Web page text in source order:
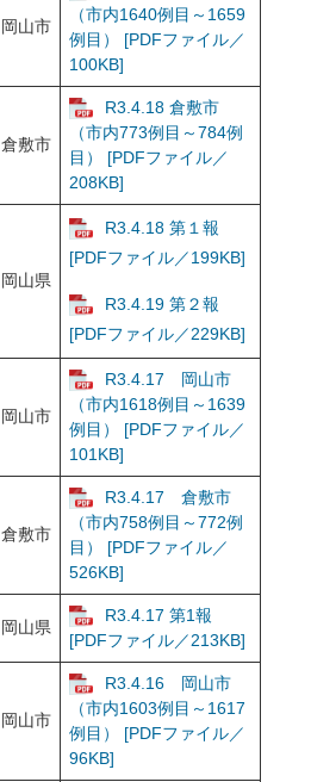
岡山市
（市内1640例目～1659
例目） [PDFファイル／
100KB]
倉敷市
R3.4.18 倉敷市
（市内773例目～784例
目） [PDFファイル／
208KB]
岡山県
R3.4.18 第１報
[PDFファイル／199KB]
R3.4.19 第２報
[PDFファイル／229KB]
岡山市
R3.4.17 岡山市
（市内1618例目～1639
例目） [PDFファイル／
101KB]
倉敷市
R3.4.17 倉敷市
（市内758例目～772例
目） [PDFファイル／
526KB]
岡山県
R3.4.17 第1報
[PDFファイル／213KB]
岡山市
R3.4.16 岡山市
（市内1603例目～1617
例目） [PDFファイル／
96KB]